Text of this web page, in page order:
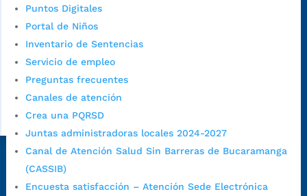
Puntos Digitales
Portal de Niños
Inventario de Sentencias
Servicio de empleo
Preguntas frecuentes
Canales de atención
Crea una PQRSD
Juntas administradoras locales 2024-2027
Canal de Atención Salud Sin Barreras de Bucaramanga
(CASSIB)
Encuesta satisfacción – Atención Sede Electrónica